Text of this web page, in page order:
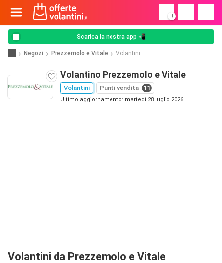
!
Scarica la nostra app 📲
Negozi Prezzemolo e Vitale Volantini
Volantino Prezzemolo e Vitale
Volantini Punti vendita 11
Ultimo aggiornamento: martedì 28 luglio 2026
Volantini da Prezzemolo e Vitale